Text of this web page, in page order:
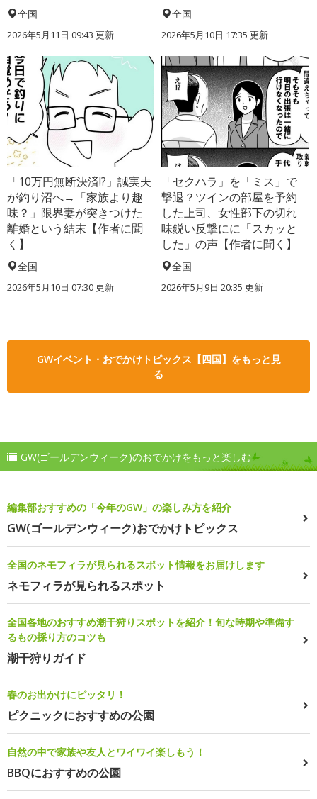
全国
2026年5月11日 09:43 更新
全国
2026年5月10日 17:35 更新
「10万円無断決済!?」誠実夫
が釣り沼へ→「家族より趣
味？」限界妻が突きつけた
離婚という結末【作者に聞
く】
全国
2026年5月10日 07:30 更新
「セクハラ」を「ミス」で
撃退？ツインの部屋を予約
した上司、女性部下の切れ
味鋭い反撃にに「スカッと
した」の声【作者に聞く】
全国
2026年5月9日 20:35 更新
GWイベント・おでかけトピックス【四国】をもっと見
る
GW(ゴールデンウィーク)のおでかけをもっと楽しむ
編集部おすすめの「今年のGW」の楽しみ方を紹介
GW(ゴールデンウィーク)おでかけトピックス
全国のネモフィラが見られるスポット情報をお届けします
ネモフィラが見られるスポット
全国各地のおすすめ潮干狩りスポットを紹介！旬な時期や準備す
るもの採り方のコツも
潮干狩りガイド
春のお出かけにピッタリ！
ピクニックにおすすめの公園
自然の中で家族や友人とワイワイ楽しもう！
BBQにおすすめの公園